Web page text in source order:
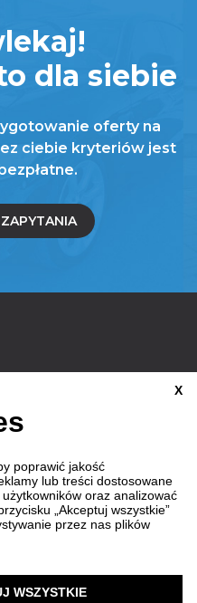
dla siebie
oferty na
ciebie kryteriów jest
X
poprawić jakość
lub treści dostosowane
oraz analizować
„Akceptuj wszystkie”
przez nas plików
WSZYSTKIE